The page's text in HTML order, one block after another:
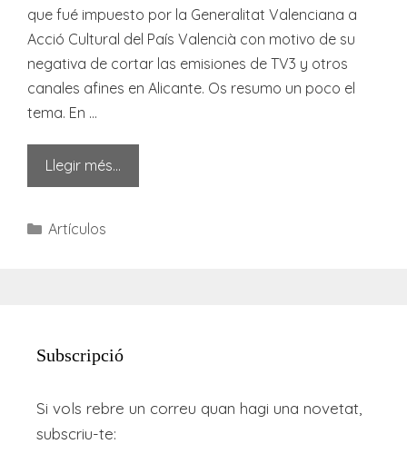
que fué impuesto por la Generalitat Valenciana a
Acció Cultural del País Valencià con motivo de su
negativa de cortar las emisiones de TV3 y otros
canales afines en Alicante. Os resumo un poco el
tema. En …
Llegir més…
Categories
Artículos
Subscripció
Si vols rebre un correu quan hagi una novetat,
subscriu-te: